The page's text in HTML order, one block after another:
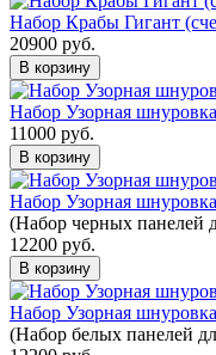
Набор Крабы Гигант
20900 руб.
В корзину
Набор Узорная шнуровка
11000 руб.
В корзину
Набор Узорная
(Набор черных панелей
12200 руб.
В корзину
Набор Узорная
(Набор белых панелей